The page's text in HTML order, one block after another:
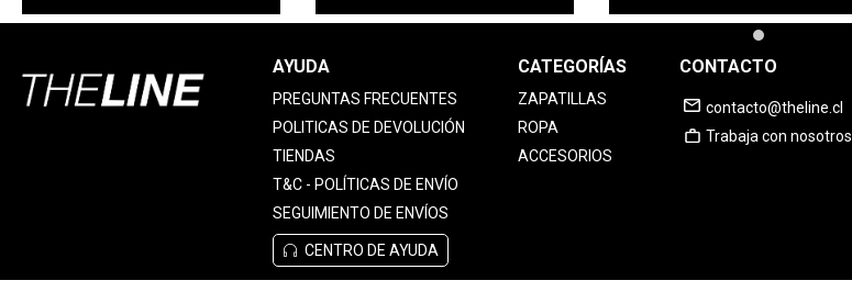
AYUDA
PREGUNTAS FRECUENTES
POLITICAS DE DEVOLUCIÓN
TIENDAS
T&C - POLÍTICAS DE ENVÍO
SEGUIMIENTO DE ENVÍOS
CENTRO DE AYUDA
CATEGORÍAS
ZAPATILLAS
ROPA
ACCESORIOS
CONTACTO
contacto@theline.cl
Trabaja con nosotros